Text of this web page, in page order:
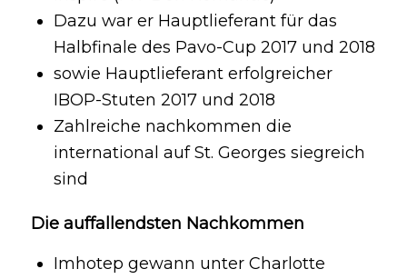
Dazu war er Hauptlieferant für das
Halbfinale des Pavo-Cup 2017 und 2018
sowie Hauptlieferant erfolgreicher
IBOP-Stuten 2017 und 2018
Zahlreiche nachkommen die
international auf St. Georges siegreich
sind
Die auffallendsten Nachkommen
Imhotep gewann unter Charlotte